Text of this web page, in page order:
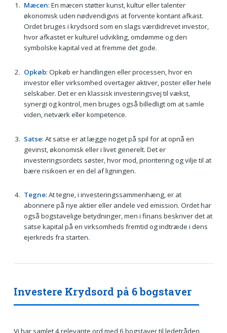
Mæcen: En mæcen støtter kunst, kultur eller talenter
økonomisk uden nødvendigvis at forvente kontant afkast.
Ordet bruges i krydsord som en slags værdidrevet investor,
hvor afkastet er kulturel udvikling, omdømme og den
symbolske kapital ved at fremme det gode.
Opkøb: Opkøb er handlingen eller processen, hvor en
investor eller virksomhed overtager aktiver, poster eller hele
selskaber. Det er en klassisk investeringsvej til vækst,
synergi og kontrol, men bruges også billedligt om at samle
viden, netværk eller kompetence.
Satse: At satse er at lægge noget på spil for at opnå en
gevinst, økonomisk eller i livet generelt. Det er
investeringsordets søster, hvor mod, prioritering og vilje til at
bære risikoen er en del af ligningen.
Tegne: At tegne, i investeringssammenhæng, er at
abonnere på nye aktier eller andele ved emission. Ordet har
også bogstavelige betydninger, men i finans beskriver det at
satse kapital på en virksomheds fremtid og indtræde i dens
ejerkreds fra starten.
Investere Krydsord på 6 bogstaver
Vi har samlet 4 relevante ord med 6 bogstaver til ledetråden